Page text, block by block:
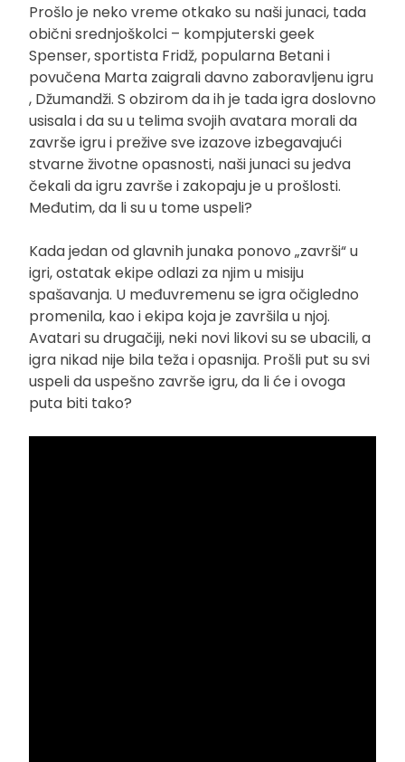
Prošlo je neko vreme otkako su naši junaci, tada
obični srednjoškolci – kompjuterski geek
Spenser, sportista Fridž, popularna Betani i
povučena Marta zaigrali davno zaboravljenu igru
, Džumandži. S obzirom da ih je tada igra doslovno
usisala i da su u telima svojih avatara morali da
završe igru i prežive sve izazove izbegavajući
stvarne životne opasnosti, naši junaci su jedva
čekali da igru završe i zakopaju je u prošlosti.
Međutim, da li su u tome uspeli?
Kada jedan od glavnih junaka ponovo „završi“ u
igri, ostatak ekipe odlazi za njim u misiju
spašavanja. U međuvremenu se igra očigledno
promenila, kao i ekipa koja je završila u njoj.
Avatari su drugačiji, neki novi likovi su se ubacili, a
igra nikad nije bila teža i opasnija. Prošli put su svi
uspeli da uspešno završe igru, da li će i ovoga
puta biti tako?